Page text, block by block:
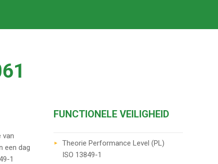
van
een dag
1
FUNCTIONELE VEILIGHEID
Theorie Performance Level (PL)
ISO 13849-1